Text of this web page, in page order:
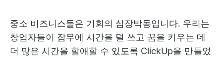
중소 비즈니스들은 기회의 심장박동입니다. 우리는
창업자들이 잡무에 시간을 덜 쓰고 꿈을 키우는 데
더 많은 시간을 할애할 수 있도록 ClickUp을 만들었